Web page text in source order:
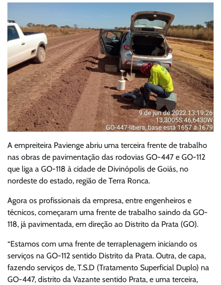
A empreiteira Pavienge abriu uma terceira frente de trabalho
nas obras de pavimentação das rodovias GO-447 e GO-112
que liga a GO-118 à cidade de Divinópolis de Goiás, no
nordeste do estado, região de Terra Ronca.
Agora os profissionais da empresa, entre engenheiros e
técnicos, começaram uma frente de trabalho saindo da GO-
118, já pavimentada, em direção ao Distrito da Prata (GO).
“Estamos com uma frente de terraplenagem iniciando os
serviços na GO-112 sentido Distrito da Prata. Outra, de capa,
fazendo serviços de, T.S.D (Tratamento Superficial Duplo) na
GO-447, distrito da Vazante sentido Prata, e uma terceira,